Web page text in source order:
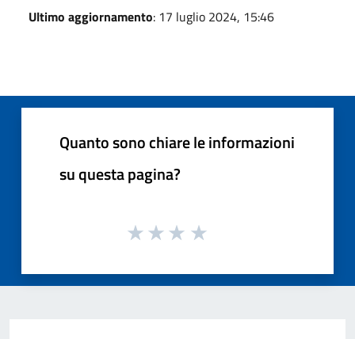
Ultimo aggiornamento: 17 luglio 2024, 15:46
Quanto sono chiare le informazioni
su questa pagina?